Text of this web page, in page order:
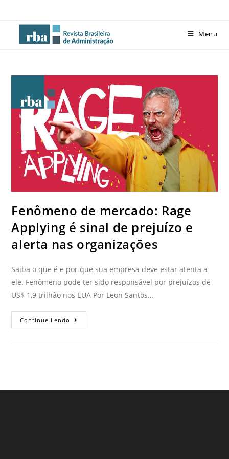
Menu
Fenômeno de mercado: Rage
Applying é sinal de prejuízo e
alerta nas organizações
Saiba o que é e por que sua empresa deve estar atenta a
ele. Fenômeno pode ter sido responsável por prejuízos de
US$ 1,9 trilhão nos EUA Por Leon Santos…
Continue Lendo